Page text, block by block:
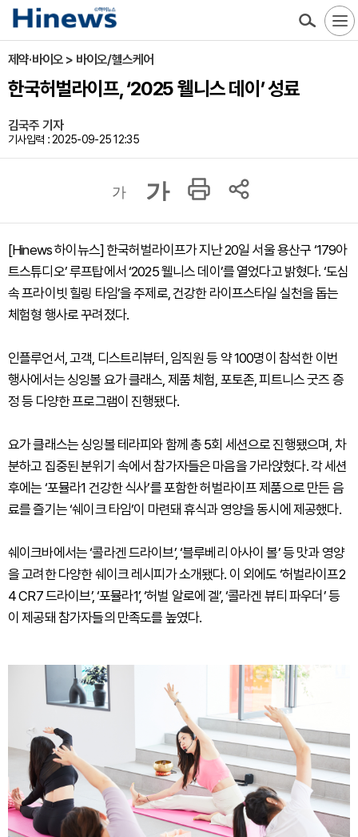
제약·바이오 > 바이오/헬스케어
한국허벌라이프, ‘2025 웰니스 데이’ 성료
김국주 기자
기사입력 : 2025-09-25 12:35
가 가
[Hinews 하이뉴스] 한국허벌라이프가 지난 20일 서울 용산구 ‘179아
트스튜디오’ 루프탑에서 ‘2025 웰니스 데이’를 열었다고 밝혔다. ‘도심
속 프라이빗 힐링 타임’을 주제로, 건강한 라이프스타일 실천을 돕는
체험형 행사로 꾸려졌다.
인플루언서, 고객, 디스트리뷰터, 임직원 등 약 100명이 참석한 이번
행사에서는 싱잉볼 요가 클래스, 제품 체험, 포토존, 피트니스 굿즈 증
정 등 다양한 프로그램이 진행됐다.
요가 클래스는 싱잉볼 테라피와 함께 총 5회 세션으로 진행됐으며, 차
분하고 집중된 분위기 속에서 참가자들은 마음을 가라앉혔다. 각 세션
후에는 ‘포뮬라1 건강한 식사’를 포함한 허벌라이프 제품으로 만든 음
료를 즐기는 ‘쉐이크 타임’이 마련돼 휴식과 영양을 동시에 제공했다.
쉐이크바에서는 ‘콜라겐 드라이브’, ‘블루베리 아사이 볼’ 등 맛과 영양
을 고려한 다양한 쉐이크 레시피가 소개됐다. 이 외에도 ‘허벌라이프2
4 CR7 드라이브’, ‘포뮬라1’, ‘허벌 알로에 겔’, ‘콜라겐 뷰티 파우더’ 등
이 제공돼 참가자들의 만족도를 높였다.